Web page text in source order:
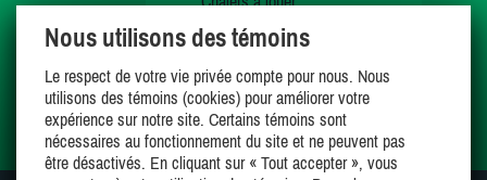
Chalets à vendre
Offres spéciales
Mes favoris
Nous utilisons des témoins
Le respect de votre vie privée compte pour nous. Nous
utilisons des témoins (cookies) pour améliorer votre
expérience sur notre site. Certains témoins sont
nécessaires au fonctionnement du site et ne peuvent pas
être désactivés. En cliquant sur « Tout accepter », vous